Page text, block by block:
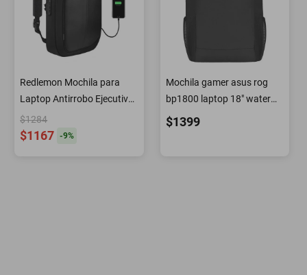
Redlemon Mochila para
Laptop Antirrobo Ejecutiva,
con Candado y Puerto
$1284
$1167 -9%
Mochila gamer asus rog
bp1800 laptop 18" water
repellent negro
$1399